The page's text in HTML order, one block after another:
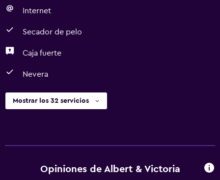
Internet
Secador de pelo
Caja fuerte
Nevera
Mostrar los 32 servicios
Opiniones de Albert & Victoria